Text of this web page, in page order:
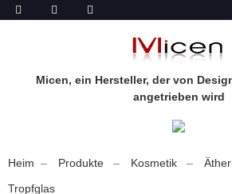
Micen, ein Hersteller, der von
angetrieben wird
Heim Produkte Kosmetik
Tropfglas